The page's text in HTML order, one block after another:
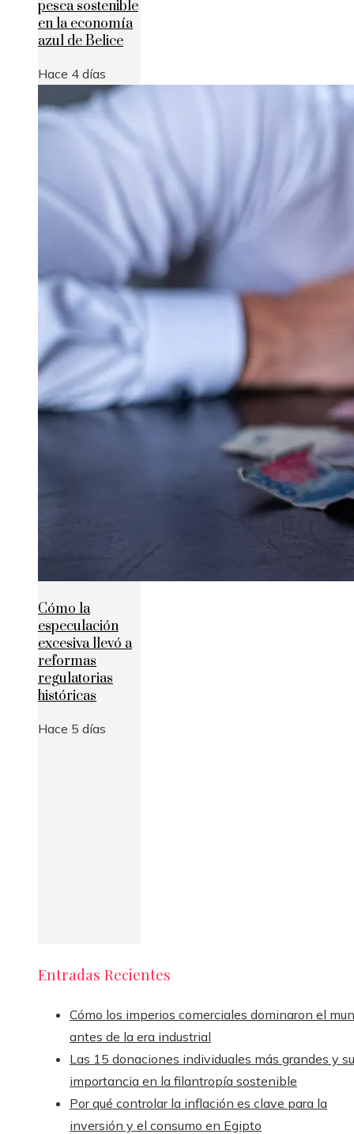
pesca sostenible
en la economía
azul de Belice
Hace 4 días
Cómo la
especulación
excesiva llevó a
reformas
regulatorias
históricas
Hace 5 días
Entradas Recientes
Cómo los imperios comerciales dominaron el
antes de la era industrial
Las 15 donaciones individuales más grandes y su
importancia en la filantropía sostenible
Por qué controlar la inflación es clave para la
inversión y el consumo en Egipto